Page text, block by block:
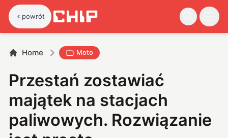
powrót
Home Moto
Przestań zostawiać
majątek na stacjach
paliwowych. Rozwiązanie